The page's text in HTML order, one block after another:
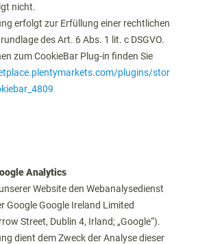
nicht.
erfolgt zur Erfüllung einer rechtlichen
des Art. 6 Abs. 1 lit. c DSGVO.
zum CookieBar Plug-in finden Sie
plugins/stor
Analytics
Website den Webanalysedienst
Google Google Ireland Limited
Street, Dublin 4, Irland; „Google“).
dient dem Zweck der Analyse dieser